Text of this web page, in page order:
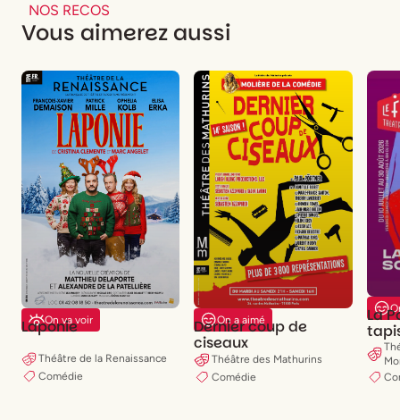
NOS RECOS
Vous aimerez aussi
On va voir
Laponie
Théâtre de la Renaissance
Comédie
On a aimé
Dernier coup de
ciseaux
Théâtre des Mathurins
Comédie
La